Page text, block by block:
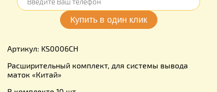
Артикул: KS0006CH
Расширительный комплект, для системы вывода
маток «Китай»